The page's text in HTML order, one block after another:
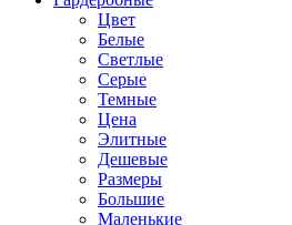
Цвет
Белые
Светлые
Серые
Темные
Цена
Элитные
Дешевые
Размеры
Большие
Маленькие